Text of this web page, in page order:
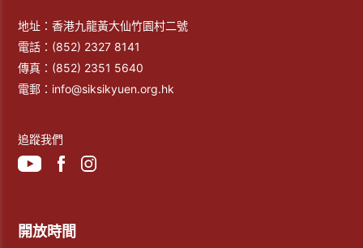
地址：香港九龍黃大仙竹園村二號
電話： (852) 2327 8141
傳真： (852) 2351 5640
電郵： info@siksikyuen.org.hk
追蹤我們
開放時間